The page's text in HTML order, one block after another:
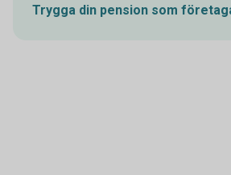
Trygga din pension som